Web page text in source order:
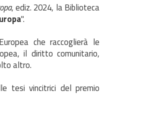
, ediz. 2024, la Biblioteca
".
che raccoglierà le
il diritto comunitario,
altro.
tesi vincitrici del premio